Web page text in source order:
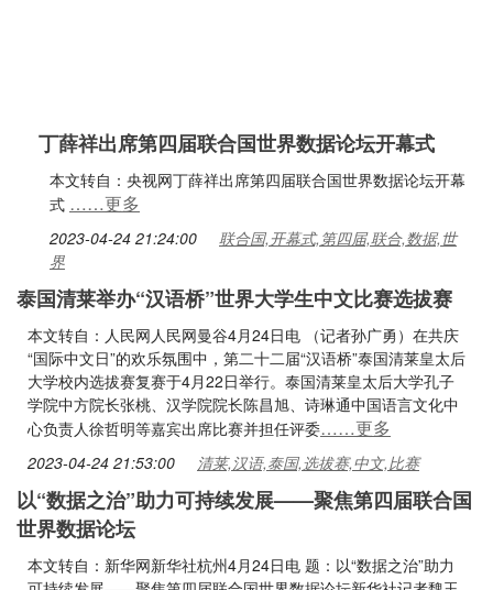
丁薛祥出席第四届联合国世界数据论坛开幕式
本文转自：央视网丁薛祥出席第四届联合国世界数据论坛开幕
式 ……更多
2023-04-24 21:24:00
联合国,开幕式,第四届,联合,数据,世
界
泰国清莱举办“汉语桥”世界大学生中文比赛选拔赛
本文转自：人民网人民网曼谷4月24日电 （记者孙广勇）在共庆
“国际中文日”的欢乐氛围中，第二十二届“汉语桥”泰国清莱皇太后
大学校内选拔赛复赛于4月22日举行。泰国清莱皇太后大学孔子
学院中方院长张桃、汉学院院长陈昌旭、诗琳通中国语言文化中
心负责人徐哲明等嘉宾出席比赛并担任评委……更多
2023-04-24 21:53:00 清莱,汉语,泰国,选拔赛,中文,比赛
以“数据之治”助力可持续发展——聚焦第四届联合国
世界数据论坛
本文转自：新华网新华社杭州4月24日电 题：以“数据之治”助力